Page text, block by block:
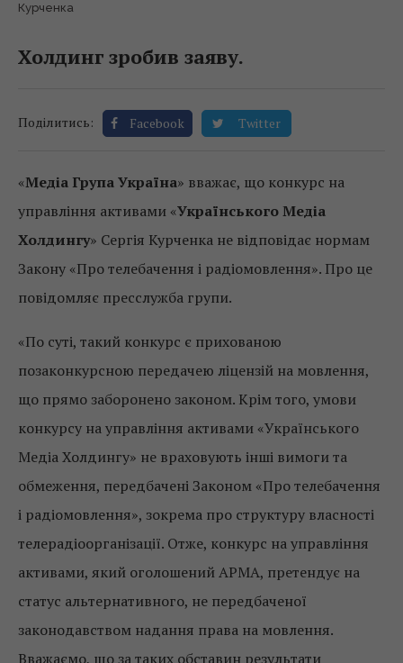
Курченка
Холдинг зробив заяву.
Поділитись: Facebook Twitter
«Медіа Група Україна» вважає, що конкурс на
управління активами «Українського Медіа
Холдингу» Сергія Курченка не відповідає нормам
Закону «Про телебачення і радіомовлення». Про це
повідомляє пресслужба групи.
«По суті, такий конкурс є прихованою
позаконкурсною передачею ліцензій на мовлення,
що прямо заборонено законом. Крім того, умови
конкурсу на управління активами «Українського
Медіа Холдингу» не враховують інші вимоги та
обмеження, передбачені Законом «Про телебачення
і радіомовлення», зокрема про структуру власності
телерадіоорганізації. Отже, конкурс на управління
активами, який оголошений АРМА, претендує на
статус альтернативного, не передбаченої
законодавством надання права на мовлення.
Вважаємо, що за таких обставин результати